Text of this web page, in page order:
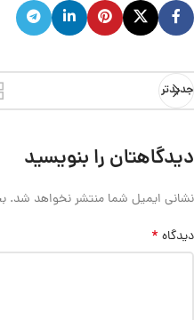
جدیدتر
دیدگاهتان را بنویسید
نشانی ایمیل شما منتشر نخواهد شد.
دیدگاه *